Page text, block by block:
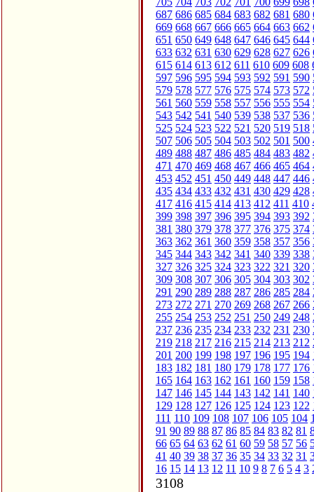
687 686 685 684 683 682 681 680
669 668 667 666 665 664 663 662
651 650 649 648 647 646 645 644
633 632 631 630 629 628 627 626
615 614 613 612 611 610 609 608
597 596 595 594 593 592 591 590
579 578 577 576 575 574 573 572
561 560 559 558 557 556 555 554
543 542 541 540 539 538 537 536
525 524 523 522 521 520 519 518
507 506 505 504 503 502 501 500
489 488 487 486 485 484 483 482
471 470 469 468 467 466 465 464
453 452 451 450 449 448 447 446
435 434 433 432 431 430 429 428
417 416 415 414 413 412 411 410
399 398 397 396 395 394 393 392
381 380 379 378 377 376 375 374
363 362 361 360 359 358 357 356
345 344 343 342 341 340 339 338
327 326 325 324 323 322 321 320
309 308 307 306 305 304 303 302
291 290 289 288 287 286 285 284
273 272 271 270 269 268 267 266
255 254 253 252 251 250 249 248
237 236 235 234 233 232 231 230
219 218 217 216 215 214 213 212
201 200 199 198 197 196 195 194
183 182 181 180 179 178 177 176
165 164 163 162 161 160 159 158
147 146 145 144 143 142 141 140
129 128 127 126 125 124 123 122
111 110 109 108 107 106 105 104
91 90 89 88 87 86 85 84 83 82 81
66 65 64 63 62 61 60 59 58 57 56
41 40 39 38 37 36 35 34 33 32 31
16 15 14 13 12 11 10 9 8 7 6 5 4 3
3108